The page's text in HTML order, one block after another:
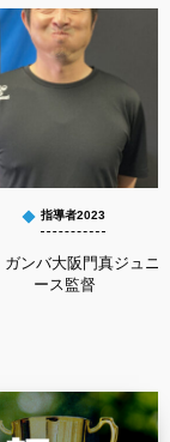
指導者2023
ンバ大阪門真ジュニ
ース監督